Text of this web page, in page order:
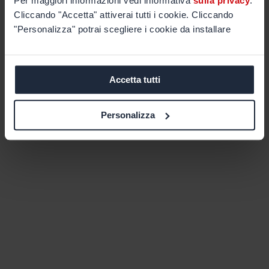
Cliccando "Accetta" attiverai tutti i cookie. Cliccando
"Personalizza" potrai scegliere i cookie da installare
Accetta tutti
Personalizza